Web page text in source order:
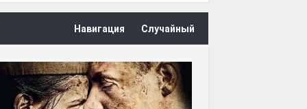
Навигация Случайный